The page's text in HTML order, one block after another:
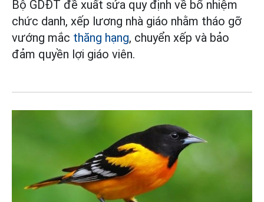
Bộ GDĐT đề xuất sửa quy định về bổ nhiệm
chức danh, xếp lương nhà giáo nhằm tháo gỡ
vướng mắc thăng hạng, chuyển xếp và bảo
đảm quyền lợi giáo viên.